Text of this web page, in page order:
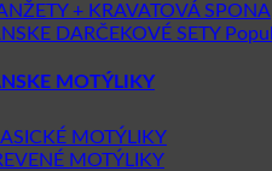
+ KRAVATOVÁ SPONA
DARČEKOVÉ SETY
MOTÝLIKY
MOTÝLIKY
MOTÝLIKY